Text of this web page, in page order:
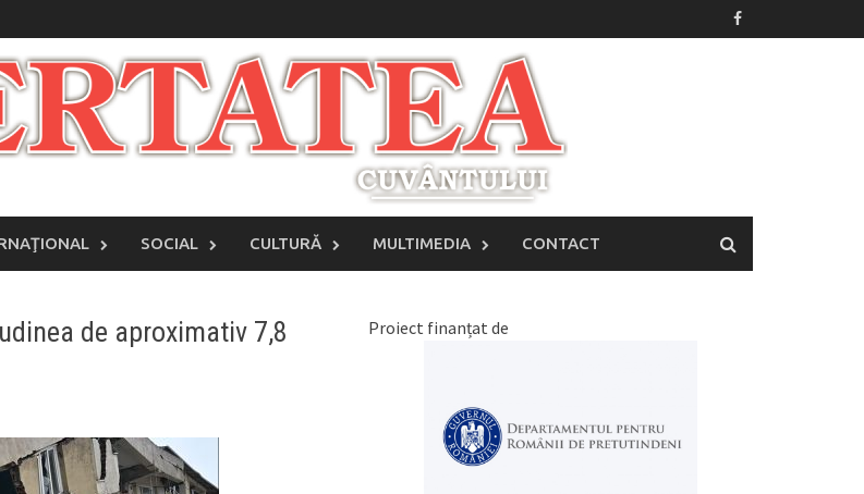
SOCIAL CULTURĂ MULTIMEDIA CONTACT
de aproximativ 7,8
Proiect finanțat de